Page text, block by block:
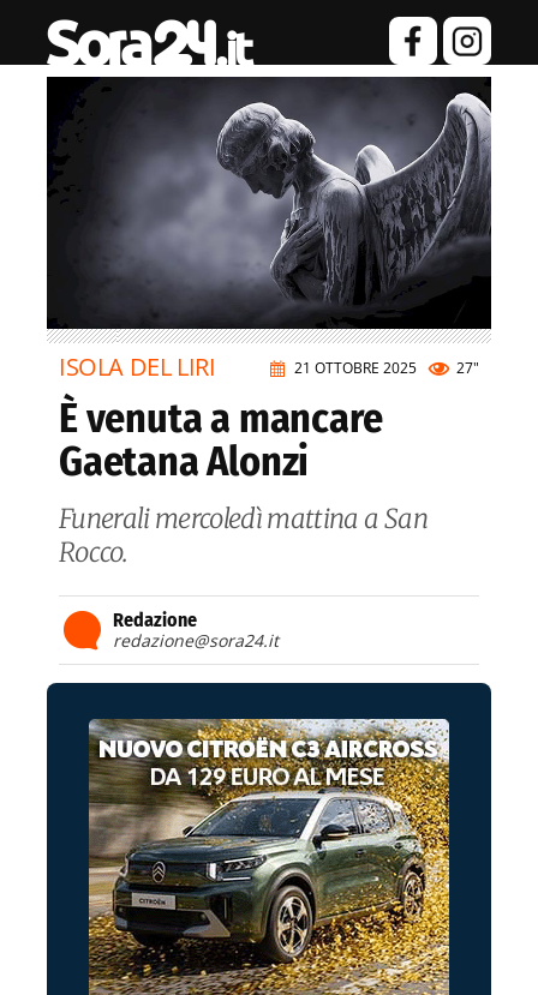
21 OTTOBRE 2025 27"
ISOLA DEL LIRI
È venuta a mancare
Gaetana Alonzi
Funerali mercoledì mattina a San
Rocco.
Redazione
redazione@sora24.it